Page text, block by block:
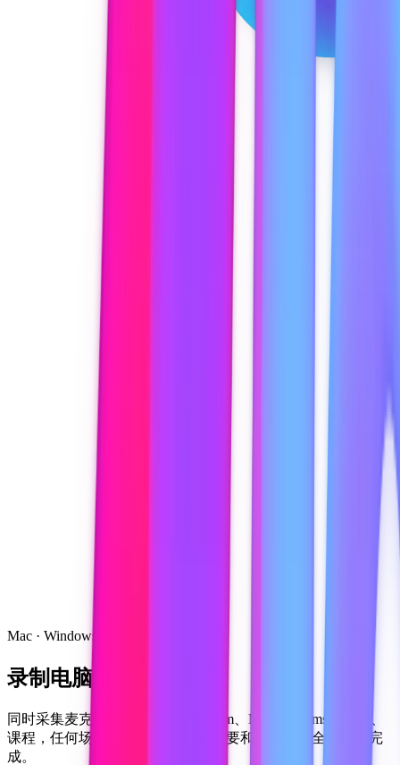
Mac · Windows · 免费
录制电脑上的一切
同时采集麦克风和系统声音 — Zoom、Meet、Teams、电话、
课程，任何场景都行。AI 转录、摘要和行动项，全程自动完
成。